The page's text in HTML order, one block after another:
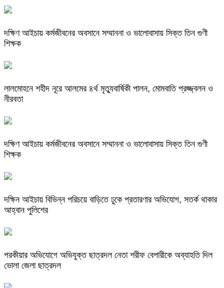
দক্ষিণ আইচায় কর্মজীবনের অবসানে সম্মাননা ও ভালোবাসায় সিক্ত তিন গুণী
শিক্ষক
লালমোহনে শহীদ নূরে আলমের ৪র্থ মৃত্যুবার্ষিকী পালন, মোমবাতি প্রজ্জ্বলন ও
নীরবতা
দক্ষিণ আইচায় কর্মজীবনের অবসানে সম্মাননা ও ভালোবাসায় সিক্ত তিন গুণী
শিক্ষক
দক্ষিন আইচায় ‎বিভিন্ন পরিচয়ে বাড়িতে ঢুকে প্রতারণার অভিযোগ, সতর্ক থাকার
আহ্বান পুলিশের
পরকীয়ার অভিযোগে অভিযুক্ত ছাত্রদল নেতা শরীফ বেপারীকে অব্যাহতি দিল
ভোলা জেলা ছাত্রদল